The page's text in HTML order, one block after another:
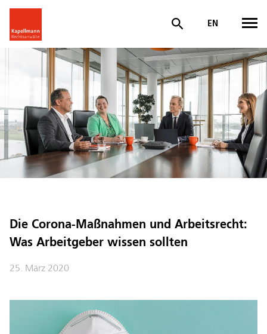
EN
Die Corona-Maßnahmen und Arbeitsrecht:
Was Arbeitgeber wissen sollten
25. März 2020